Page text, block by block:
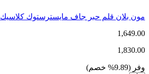
مون بلان قلم حبر جاف مايسترستوك كلاسيك
1,649.00
1,830.00
وفر (
9.89
% خصم)